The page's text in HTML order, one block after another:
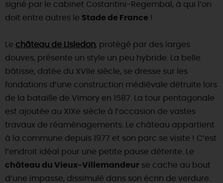
signé par le cabinet Costantini-Regembal, à qui l’on
doit entre autres le Stade de France !
Le château de Lisledon, protégé par des larges
douves, présente un style un peu hybride. La belle
bâtisse, datée du XVIIe siècle, se dresse sur les
fondations d’une construction médiévale détruite lors
de la bataille de Vimory en 1587. La tour pentagonale
est ajoutée au XIXe siècle à l’occasion de vastes
travaux de réaménagements. Le château appartient
à la commune depuis 1977 et son parc se visite ! C’est
l’endroit idéal pour une petite pause détente. Le
château du Vieux-Villemandeur se cache au bout
d’une impasse, dissimulé dans son écrin de verdure.